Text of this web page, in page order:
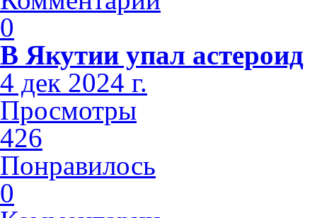
0
В Якутии упал астероид
4 дек 2024 г.
Просмотры
426
Понравилось
0